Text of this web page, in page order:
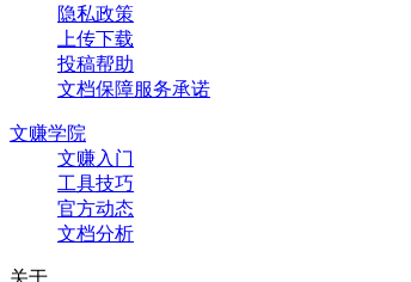
隐私政策
上传下载
投稿帮助
文档保障服务承诺
文赚学院
文赚入门
工具技巧
官方动态
文档分析
关于